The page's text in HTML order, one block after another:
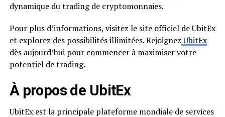
dynamique du trading de cryptomonnaies.
Pour plus d’informations, visitez le site officiel de UbitEx
et explorez des possibilités illimitées. RejoignezUbitEx
dès aujourd’hui pour commencer à maximiser votre
potentiel de trading.
À propos de UbitEx
UbitEx est la principale plateforme mondiale de services